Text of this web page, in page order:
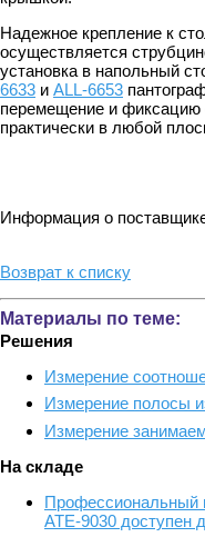
Надежное крепление к
осуществляется
установка в напольный
6633 и ALL-6653
перемещение и фиксацию
практически в любой
Информация о
Возврат к списку
Материалы по теме:
Решения
Измерение
Измерение полосы
Измерение
На складе
АТЕ-9030 доступен